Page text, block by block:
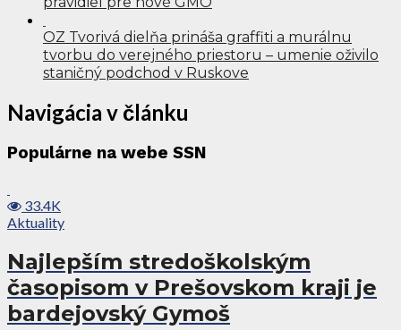
OZ Tvorivá dielňa prináša graffiti a murálnu
tvorbu do verejného priestoru – umenie oživilo
staničný podchod v Ruskove
Navigácia v článku
Populárne na webe SSN
33.4K
Aktuality
Najlepším stredoškolským
časopisom v Prešovskom kraji je
bardejovský Gymoš